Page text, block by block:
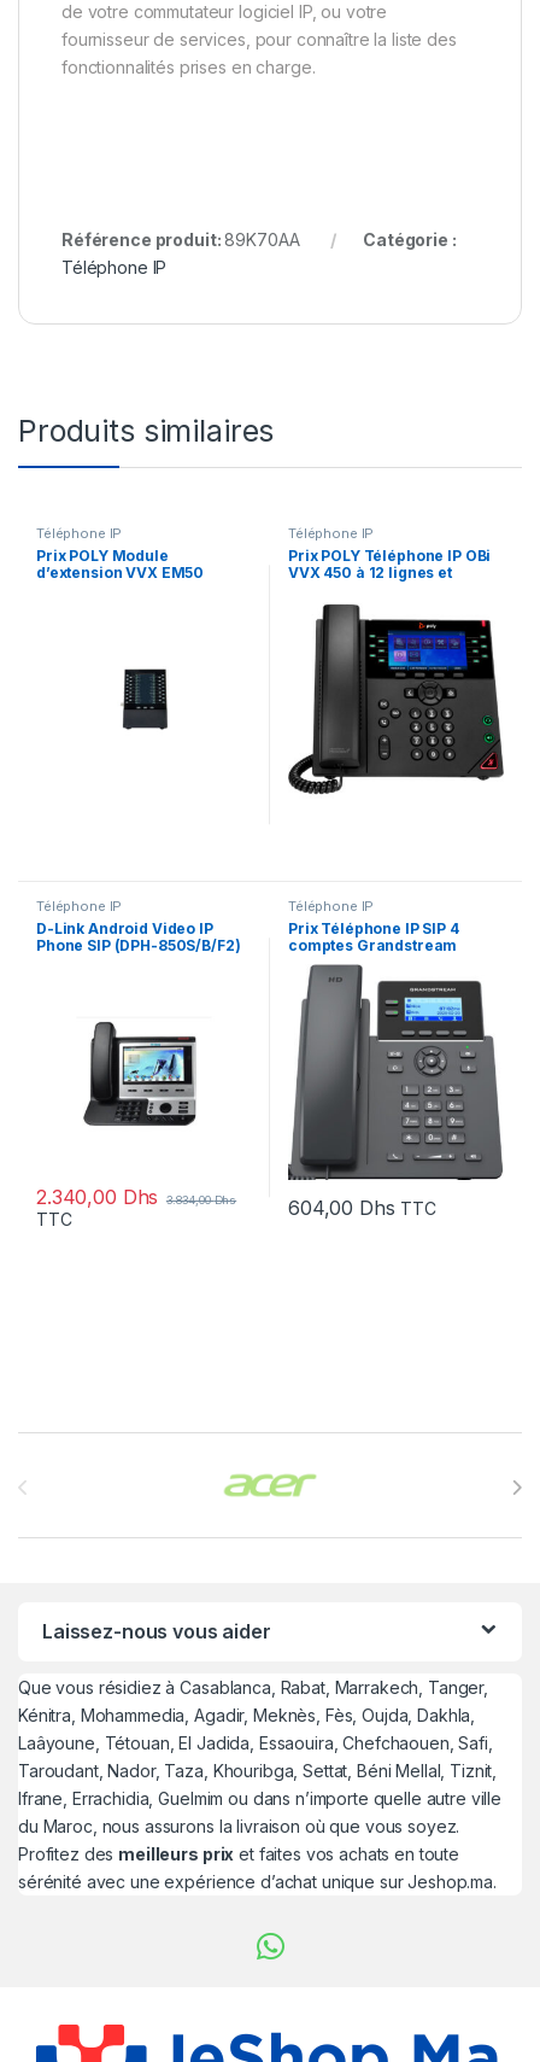
de votre commutateur logiciel IP, ou votre
fournisseur de services, pour connaître la liste des
fonctionnalités prises en charge.
Référence produit:89K70AA
Catégorie :
Téléphone IP
Produits similaires
Téléphone IP
Prix POLY Module
d’extension VVX EM50
Téléphone IP
Prix POLY Téléphone IP OBi
VVX 450 à 12 lignes et
module d’alimentation
(89K71AA) – –
Téléphone IP
D-Link Android Video IP
Phone SIP (DPH-850S/B/F2)
2.340,00 Dhs 3.834,00Dhs
TTC
Téléphone IP
Prix Téléphone IP SIP 4
comptes Grandstream
GRP2602G – 604.00 –
604.00
604,00 Dhs TTC
Laissez-nous vous aider
Que vous résidiez à Casablanca, Rabat, Marrakech, Tanger,
Kénitra, Mohammedia, Agadir, Meknès, Fès, Oujda, Dakhla,
Laâyoune, Tétouan, El Jadida, Essaouira, Chefchaouen, Safi,
Taroudant, Nador, Taza, Khouribga, Settat, Béni Mellal, Tiznit,
Ifrane, Errachidia, Guelmim ou dans n’importe quelle autre ville
du Maroc, nous assurons la livraison où que vous soyez.
Profitez des meilleurs prix et faites vos achats en toute
sérénité avec une expérience d’achat unique sur Jeshop.ma.